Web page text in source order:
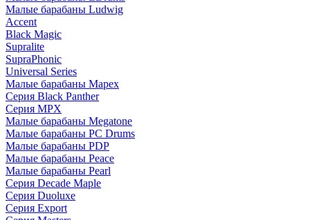
Малые барабаны Ludwig
Accent
Black Magic
Supralite
SupraPhonic
Universal Series
Малые барабаны Mapex
Серия Black Panther
Серия MPX
Малые барабаны Megatone
Малые барабаны PC Drums
Малые барабаны PDP
Малые барабаны Peace
Малые барабаны Pearl
Серия Decade Maple
Серия Duoluxe
Серия Export